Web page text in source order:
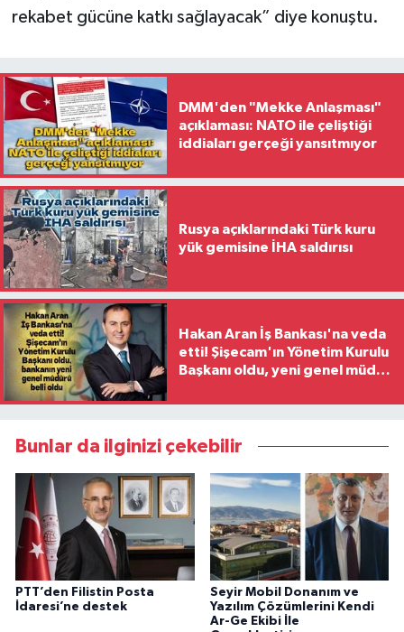
rekabet gücüne katkı sağlayacak” diye konuştu.
DMM'den "Mekke Anlaşması"
açıklaması: NATO ile çeliştiği
iddiaları gerçeği yansıtmıyor
Rusya açıklarındaki Türk kuru
yük gemisine İHA saldırısı
Hakan Aran İş Bankası'na veda
etti! Şişecam'ın Yönetim Kurulu
Başkanı oldu, yeni genel müdür
Bunlar da ilginizi çekebilir
PTT’den Filistin Posta
İdaresi’ne destek
Seyir Mobil Donanım ve
Yazılım Çözümlerini Kendi
Ar-Ge Ekibi İle